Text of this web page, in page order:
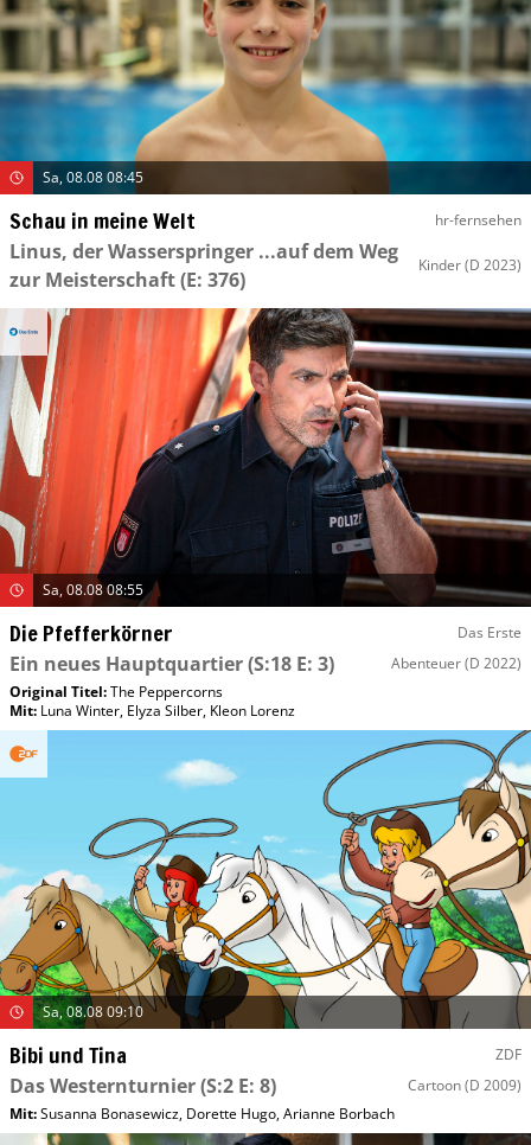
Sa, 08.08 08:45
Schau in meine Welt hr-fernsehen
Linus, der Wasserspringer ...auf dem Weg
zur Meisterschaft(E: 376)
Kinder(D 2023)
Sa, 08.08 08:55
Die Pfefferkörner Das Erste
Ein neues Hauptquartier(S:18 E: 3) Abenteuer(D 2022)
Original Titel:The Peppercorns
Mit: Luna Winter, Elyza Silber, Kleon Lorenz
Sa, 08.08 09:10
Bibi und Tina ZDF
Das Westernturnier(S:2 E: 8) Cartoon(D 2009)
Mit:Susanna Bonasewicz, Dorette Hugo,Arianne Borbach